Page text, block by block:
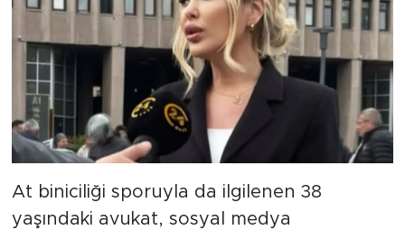
At biniciliği sporuyla da ilgilenen 38
yaşındaki avukat, sosyal medya